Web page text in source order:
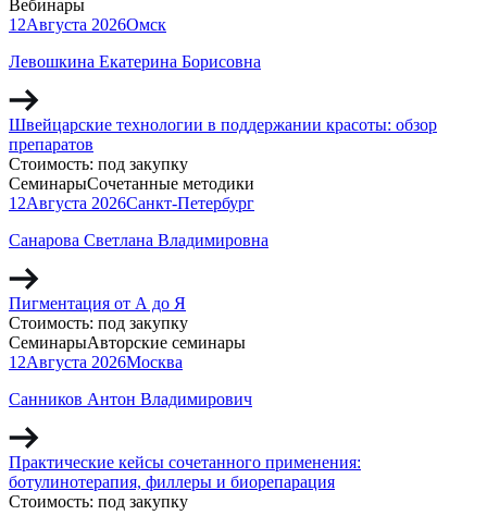
Вебинары
12Августа 2026Омск
Левошкина Екатерина Борисовна
Швейцарские технологии в поддержании красоты: обзор
препаратов
Стоимость: под закупку
СеминарыСочетанные методики
12Августа 2026Санкт-Петербург
Санарова Светлана Владимировна
Пигментация от А до Я
Стоимость: под закупку
СеминарыАвторские семинары
12Августа 2026Москва
Санников Антон Владимирович
Практические кейсы сочетанного применения:
ботулинотерапия, филлеры и биорепарация
Стоимость: под закупку